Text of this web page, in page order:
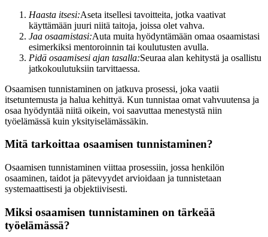
Haasta itsesi:Aseta itsellesi tavoitteita, jotka vaativat
käyttämään juuri niitä taitoja, joissa olet vahva.
Jaa osaamistasi:Auta muita hyödyntämään omaa osaamistasi
esimerkiksi mentoroinnin tai koulutusten avulla.
Pidä osaamisesi ajan tasalla:Seuraa alan kehitystä ja osallistu
jatkokoulutuksiin tarvittaessa.
Osaamisen tunnistaminen on jatkuva prosessi, joka vaatii
itsetuntemusta ja halua kehittyä. Kun tunnistaa omat vahvuutensa ja
osaa hyödyntää niitä oikein, voi saavuttaa menestystä niin
työelämässä kuin yksityiselämässäkin.
Mitä tarkoittaa osaamisen tunnistaminen?
Osaamisen tunnistaminen viittaa prosessiin, jossa henkilön
osaaminen, taidot ja pätevyydet arvioidaan ja tunnistetaan
systemaattisesti ja objektiivisesti.
Miksi osaamisen tunnistaminen on tärkeää
työelämässä?